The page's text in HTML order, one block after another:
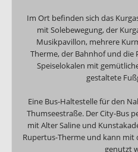
Im Ort befinden sich das
mit Solebewegung, der
Musikpavillon, mehrere
Therme, der Bahnhof und die
Speiselokalen mit
gestaltete
Eine Bus-Haltestelle für den
Thumseestraße. Der City-Bus
mit Alter Saline und
Rupertus-Therme und kann
genutzt